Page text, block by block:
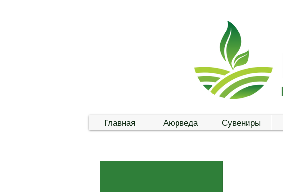
Главная Аюрведа Сувениры